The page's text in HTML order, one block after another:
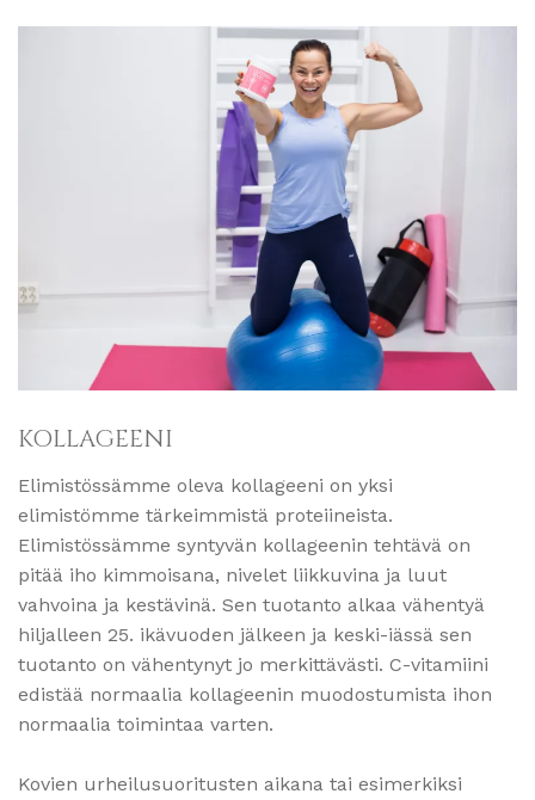
KOLLAGEENI
Elimistössämme oleva kollageeni on yksi
elimistömme tärkeimmistä proteiineista.
Elimistössämme syntyvän kollageenin tehtävä on
pitää iho kimmoisana, nivelet liikkuvina ja luut
vahvoina ja kestävinä. Sen tuotanto alkaa vähentyä
hiljalleen 25. ikävuoden jälkeen ja keski-iässä sen
tuotanto on vähentynyt jo merkittävästi. C-vitamiini
edistää normaalia kollageenin muodostumista ihon
normaalia toimintaa varten.
Kovien urheilusuoritusten aikana tai esimerkiksi